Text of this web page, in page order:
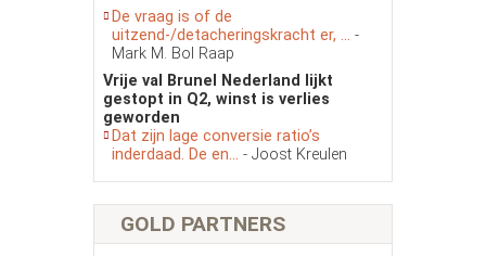
De vraag is of de
uitzend-/detacheringskracht er, ... -
Mark M. Bol Raap
Vrije val Brunel Nederland lijkt
gestopt in Q2, winst is verlies
geworden
Dat zijn lage conversie ratio’s
inderdaad. De en... - Joost Kreulen
GOLD PARTNERS